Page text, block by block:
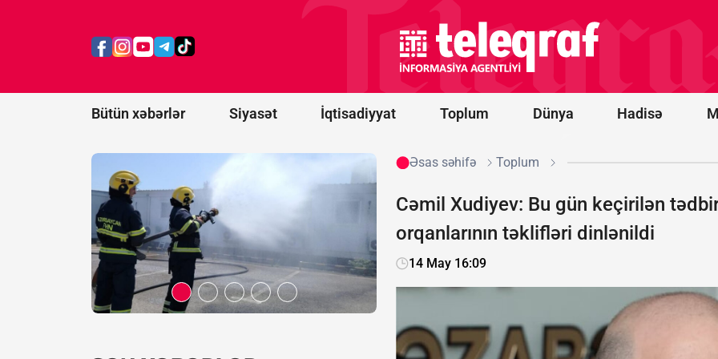
Bütün xəbərlər Siyasət İqtisadiyyat Toplum Dünya Hadisə
Xətai
başlayıb
prosesi
artıq
praktiki
nəticələr
mərhələsinə
RƏY
Əsas səhifə Toplum
Cəmil Xudiyev: Bu gün keçirilən
orqanlarının təklifləri dinlənildi
14 May 16:09